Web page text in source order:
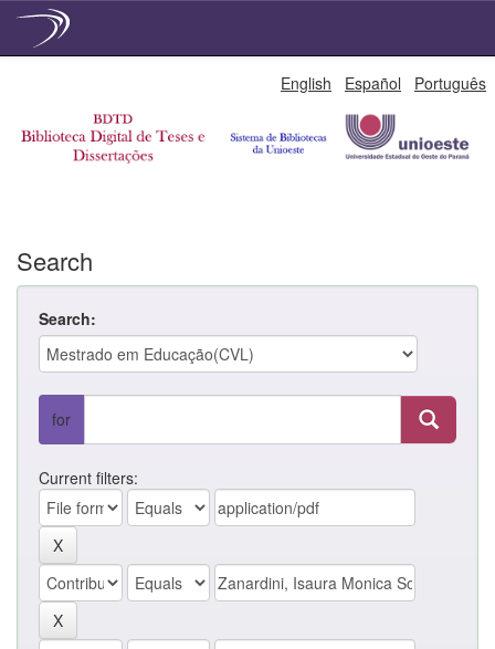
English Español Português
Search
Search:
for
Current filters: